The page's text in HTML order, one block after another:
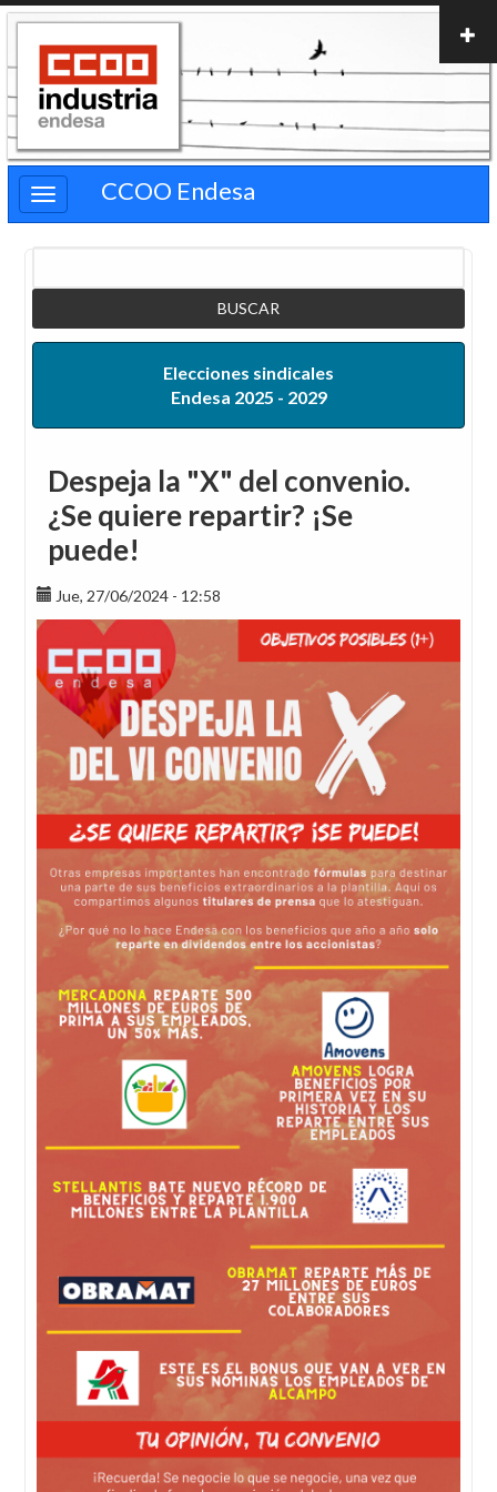
Pasar
contenido
principal
CCOO Endesa
Elecciones sindicales
Endesa 2025 - 2029
Despeja la "X" del convenio.
¿Se quiere repartir? ¡Se
puede!
Jue, 27/06/2024 - 12:58